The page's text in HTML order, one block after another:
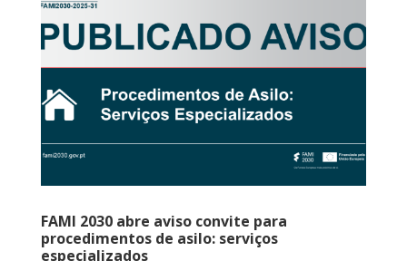
FAMI 2030 abre aviso convite para
procedimentos de asilo: serviços
especializados